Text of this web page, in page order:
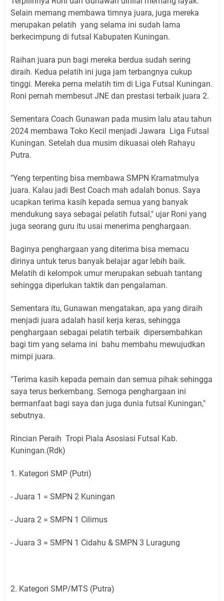
Selain memang membawa timnya juara, juga mereka
merupakan pelatih yang selama ini sudah lama
berkecimpung di futsal Kabupaten Kuningan.
Raihan juara pun bagi mereka berdua sudah sering
diraih. Kedua pelatih ini juga jam terbangnya cukup
tinggi. Mereka perna melatih tim di Liga Futsal Kuningan.
Roni pernah membesut JNE dan prestasi terbaik juara 2.
Sementara Coach Gunawan pada musim lalu atau tahun
2024 membawa Toko Kecil menjadi Jawara Liga Futsal
Kuningan. Setelah dua musim dikuasai oleh Rahayu
Putra.
"Yeng terpenting bisa membawa SMPN Kramatmulya
juara. Kalau jadi Best Coach mah adalah bonus. Saya
ucapkan terima kasih kepada semua yang banyak
mendukung saya sebagai pelatih futsal," ujar Roni yang
juga seorang guru itu usai menerima penghargaan.
Baginya penghargaan yang diterima bisa memacu
dirinya untuk terus banyak belajar agar lebih baik.
Melatih di kelompok umur merupakan sebuah tantang
sehingga diperlukan taktik dan pengalaman.
Sementara itu, Gunawan mengatakan, apa yang diraih
menjadi juara adalah hasil kerja keras, sehingga
penghargaan sebagai pelatih terbaik dipersembahkan
bagi tim yang selama ini bahu membahu mewujudkan
mimpi juara.
"Terima kasih kepada pemain dan semua pihak sehingga
saya terus berkembang. Semoga penghargaan ini
bermanfaat bagi saya dan juga dunia futsal Kuningan,"
sebutnya.
Rincian Peraih Tropi Piala Asosiasi Futsal Kab.
Kuningan.(Rdk)
1. Kategori SMP (Putri)
- Juara 1 = SMPN 2 Kuningan
- Juara 2 = SMPN 1 Cilimus
- ⁠Juara 3 = SMPN 1 Cidahu & SMPN 3 Luragung
2. Kategori SMP/MTS (Putra)